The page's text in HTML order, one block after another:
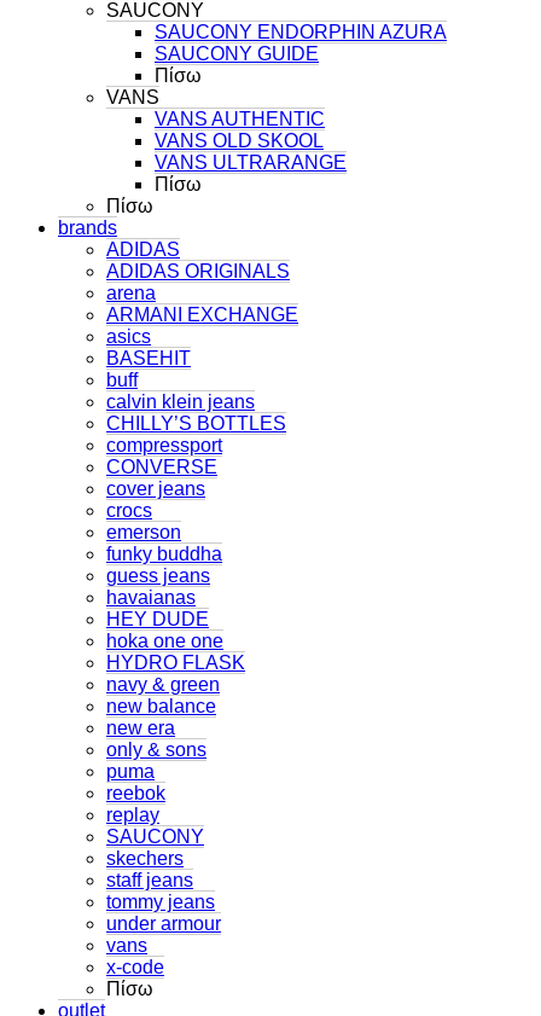
SAUCONY
SAUCONY ENDORPHIN AZURA
SAUCONY GUIDE
Πίσω
VANS
VANS AUTHENTIC
VANS OLD SKOOL
VANS ULTRARANGE
Πίσω
Πίσω
brands
ADIDAS
ADIDAS ORIGINALS
arena
ARMANI EXCHANGE
asics
BASEHIT
buff
calvin klein jeans
CHILLY’S BOTTLES
compressport
CONVERSE
cover jeans
crocs
emerson
funky buddha
guess jeans
havaianas
HEY DUDE
hoka one one
HYDRO FLASK
navy & green
new balance
new era
only & sons
puma
reebok
replay
SAUCONY
skechers
staff jeans
tommy jeans
under armour
vans
x-code
Πίσω
outlet